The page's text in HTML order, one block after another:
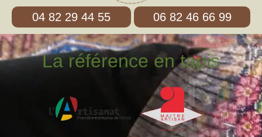
04 82 29 44 55 06 82 46 66 99
La référence en tapis